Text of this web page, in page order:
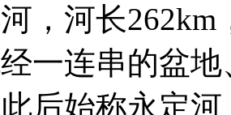
，河长262km
一连串的盆
后始称永定